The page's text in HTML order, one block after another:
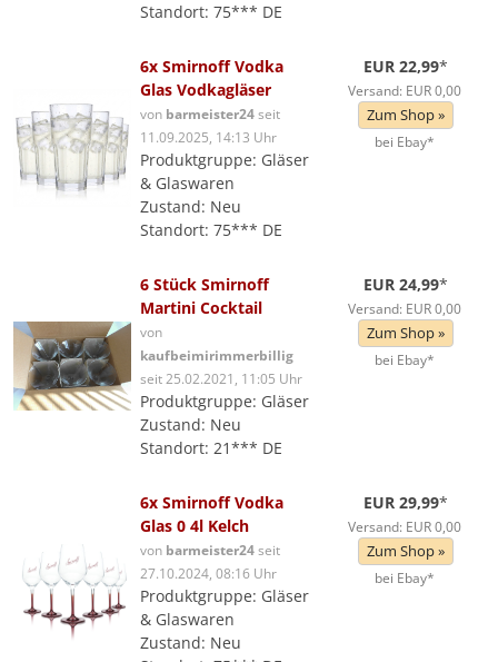
Standort: 75*** DE
6x Smirnoff Vodka
Glas Vodkagläser
von barmeister24seit
11.09.2025, 14:13 Uhr
Produktgruppe: Gläser
& Glaswaren
Zustand: Neu
Standort: 75*** DE
EUR 22,99*
Versand: EUR 0,00
Zum Shop »
bei Ebay*
6 Stück Smirnoff
Martini Cocktail
von
kaufbeimirimmerbillig
seit 25.02.2021, 11:05 Uhr
Produktgruppe: Gläser
Zustand: Neu
Standort: 21*** DE
EUR 24,99*
Versand: EUR 0,00
Zum Shop »
bei Ebay*
6x Smirnoff Vodka
Glas 0 4l Kelch
von barmeister24seit
27.10.2024, 08:16 Uhr
Produktgruppe: Gläser
& Glaswaren
Zustand: Neu
EUR 29,99*
Versand: EUR 0,00
Zum Shop »
bei Ebay*